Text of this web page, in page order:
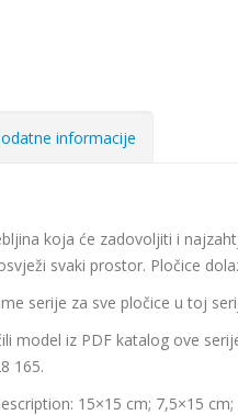
informacije
koja će zadovoljiti i
svaki prostor. Pločice
serije za sve pločice u toj
model iz PDF katalog ove
165.
15×15 cm; 7,5×15